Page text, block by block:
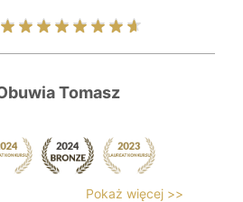
Tomasz
Pokaż więcej >>